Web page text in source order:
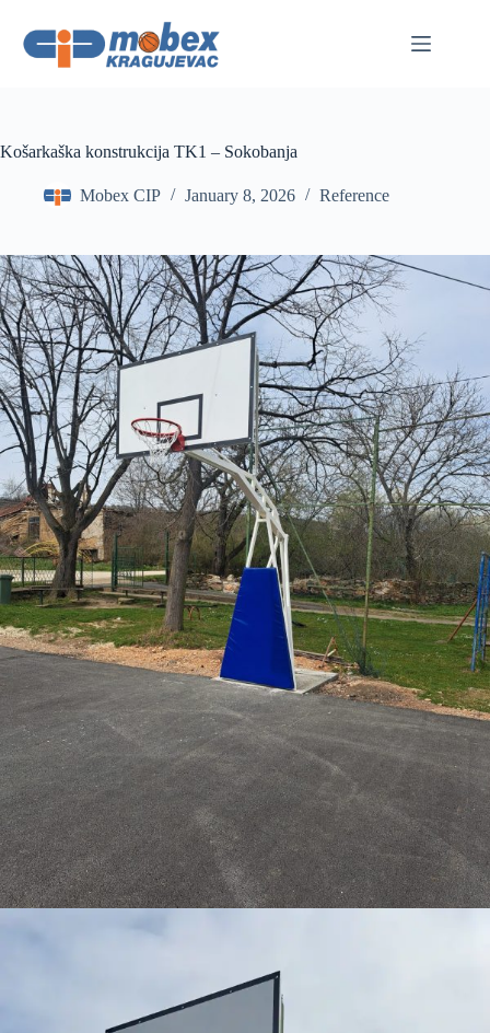
content
Košarkaška konstrukcija TK1 – Sokobanja
Mobex CIP January 8, 2026 Reference